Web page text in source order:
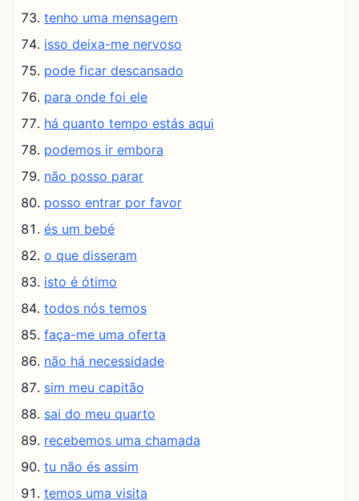
tenho uma mensagem
isso deixa-me nervoso
pode ficar descansado
para onde foi ele
há quanto tempo estás aqui
podemos ir embora
não posso parar
posso entrar por favor
és um bebé
o que disseram
isto é ótimo
todos nós temos
faça-me uma oferta
não há necessidade
sim meu capitão
sai do meu quarto
recebemos uma chamada
tu não és assim
temos uma visita